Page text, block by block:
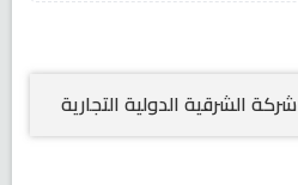
شركة الشرقية الدولية التجارية